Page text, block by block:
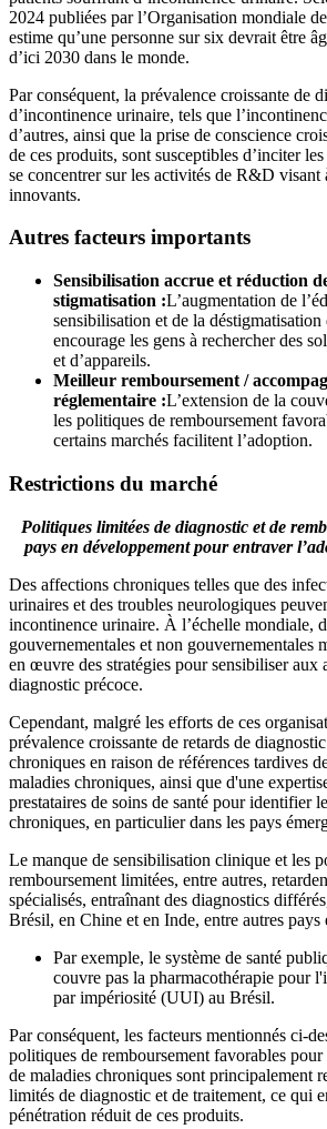
2024 publiées par l’Organisation mondiale
estime qu’une personne sur six devrait être
d’ici 2030 dans le monde.
Par conséquent, la prévalence croissante de
d’incontinence urinaire, tels que
d’autres, ainsi que la prise de conscience
de ces produits, sont susceptibles d’inciter
se concentrer sur les activités de R&D visant
innovants.
Autres facteurs importants
Sensibilisation accrue et réduction
stigmatisation :L’augmentation de
sensibilisation et de la déstigmatisation
encourage les gens à rechercher des
et d’appareils.
Meilleur remboursement /
réglementaire :L’extension de la
les politiques de remboursement
certains marchés facilitent l’adoption.
Restrictions du marché
Politiques limitées de diagnostic et de
pays en développement pour entraver
Des affections chroniques telles que des
urinaires et des troubles neurologiques
incontinence urinaire. À l’échelle mondiale,
gouvernementales et non gouvernementales
en œuvre des stratégies pour sensibiliser aux
diagnostic précoce.
Cependant, malgré les efforts de ces
prévalence croissante de retards de
chroniques en raison de références tardives
maladies chroniques, ainsi que d'une
prestataires de soins de santé pour identifier
chroniques, en particulier dans les pays
Le manque de sensibilisation clinique et les
remboursement limitées, entre autres,
spécialisés, entraînant des diagnostics
Brésil, en Chine et en Inde, entre autres pays
Par exemple, le système de santé
couvre pas la pharmacothérapie pour
par impériosité (UUI) au Brésil.
Par conséquent, les facteurs mentionnés ci-
politiques de remboursement favorables pour
de maladies chroniques sont principalement
limités de diagnostic et de traitement, ce qui
pénétration réduit de ces produits.